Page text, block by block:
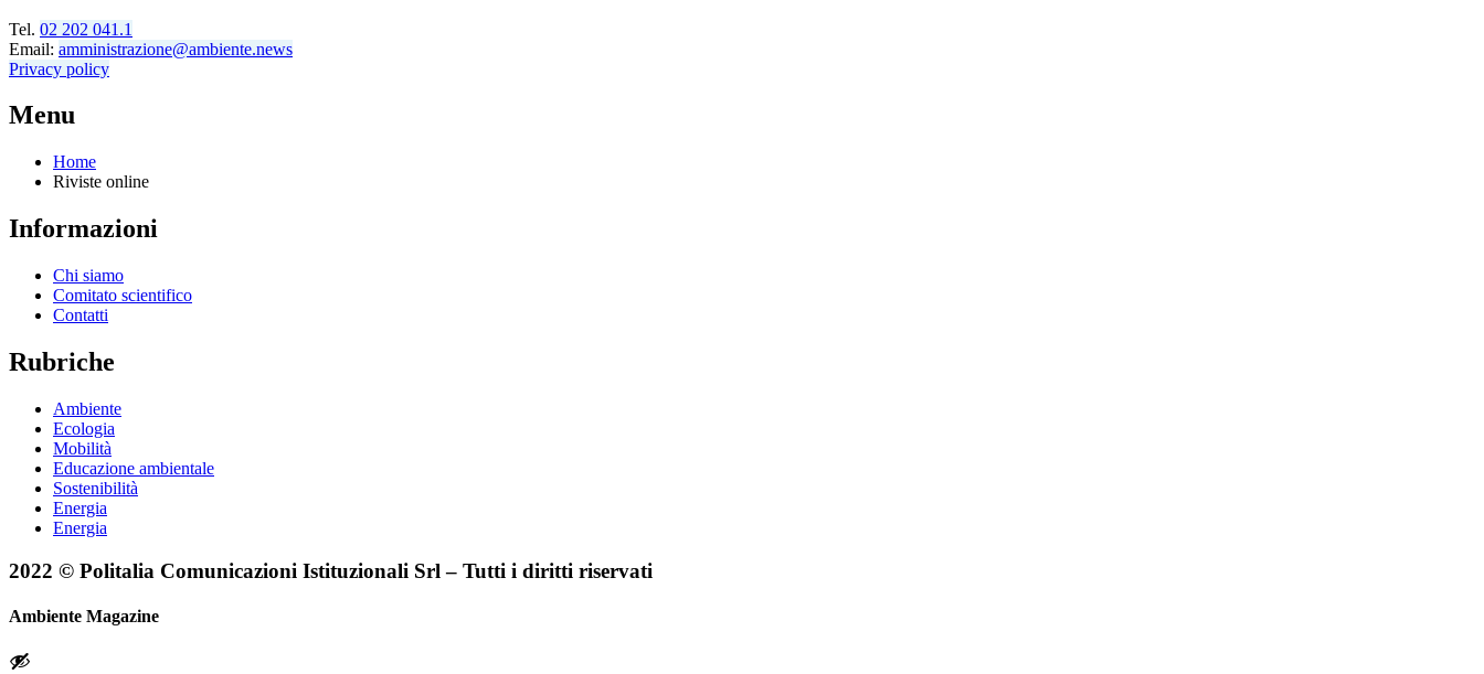
Tel. 02 202 041.1
Email: amministrazione@ambiente.news
Privacy policy
Menu
Home
Riviste online
Informazioni
Chi siamo
Comitato scientifico
Contatti
Rubriche
Ambiente
Ecologia
Mobilità
Educazione ambientale
Sostenibilità
Energia
Energia
2022 © Politalia Comunicazioni Istituzionali Srl – Tutti i diritti riservati
Ambiente Magazine